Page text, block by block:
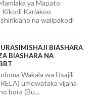
ya Mapato
Kikodi Kariakoo
na walipakodi
BIASHARA
BIASHARA NA
Wakala wa Usajili
umewataka vijana
bora (Bu...